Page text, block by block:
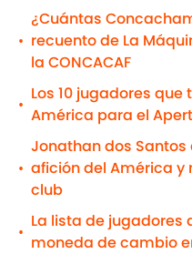
•
¿Cuántas
recuento de La
la CONCACAF
•
Los 10 jugadores
América para el
•
Jonathan dos
afición del América y
club
•
La lista de jugadores
moneda de cambio